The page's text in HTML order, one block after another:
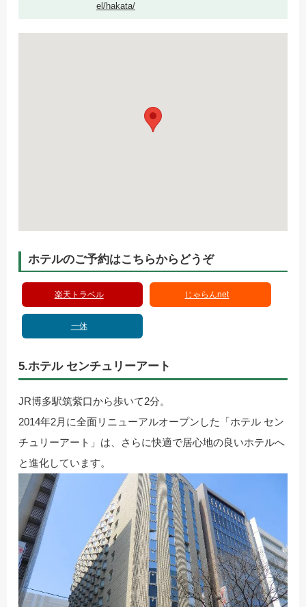
el/hakata/
ホテルのご予約はこちらからどうぞ
楽天トラベル じゃらんnet
一休
5.ホテル センチュリーアート
JR博多駅筑紫口から歩いて2分。
2014年2月に全面リニューアルオープンした「ホテル セン
チュリーアート」は、さらに快適で居心地の良いホテルへ
と進化しています。